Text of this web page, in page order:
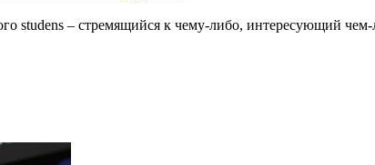
studens – стремящийся к чему-либо, интересующий